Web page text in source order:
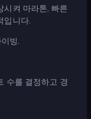
시켜 마라톤, 빠른
입니다.
빙.
수를 결정하고 경